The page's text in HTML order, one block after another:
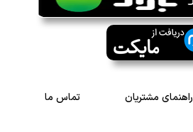
راهنمای مشتریان تماس ما